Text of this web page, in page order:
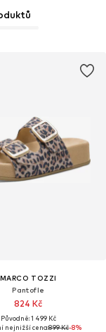
MARCO TOZZI
Pantofle
824 Kč
Původně: 1 499 Kč
nejnižší cena:899 Kč-8%